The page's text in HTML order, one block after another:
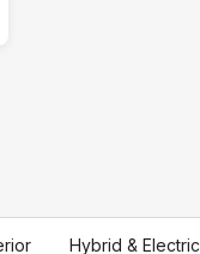
Hybrid & Electric